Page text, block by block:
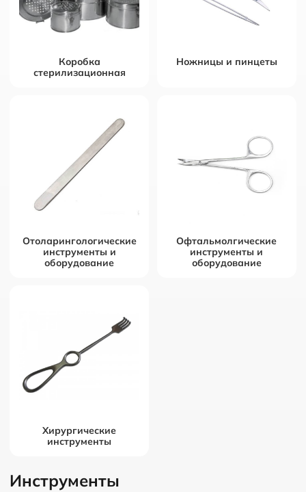
Коробка
стерилизационная
Ножницы и пинцеты
Отоларингологические
инструменты и
оборудование
Офтальмолгические
инструменты и
оборудование
Хирургические
инструменты
Инструменты